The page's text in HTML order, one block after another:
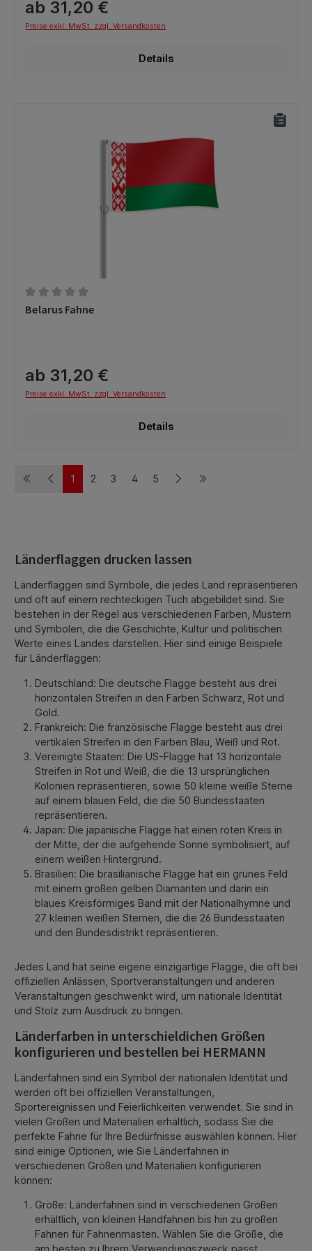
ab 31,20 €
Preise exkl. MwSt. zzgl. Versandkosten
Details
Durchschnittliche Bewertung von 0 von 5 Sternen
Belarus Fahne
ab 31,20 €
Preise exkl. MwSt. zzgl. Versandkosten
Details
Seite
1
Seite
2
Seite
3
Seite
4
Seite
5
Länderflaggen drucken lassen
Länderflaggen sind Symbole, die jedes Land repräsentieren
und oft auf einem rechteckigen Tuch abgebildet sind. Sie
bestehen in der Regel aus verschiedenen Farben, Mustern
und Symbolen, die die Geschichte, Kultur und politischen
Werte eines Landes darstellen. Hier sind einige Beispiele
für Länderflaggen:
Deutschland: Die deutsche Flagge besteht aus drei
horizontalen Streifen in den Farben Schwarz, Rot und
Gold.
Frankreich: Die französische Flagge besteht aus drei
vertikalen Streifen in den Farben Blau, Weiß und Rot.
Vereinigte Staaten: Die US-Flagge hat 13 horizontale
Streifen in Rot und Weiß, die die 13 ursprünglichen
Kolonien repräsentieren, sowie 50 kleine weiße Sterne
auf einem blauen Feld, die die 50 Bundesstaaten
repräsentieren.
Japan: Die japanische Flagge hat einen roten Kreis in
der Mitte, der die aufgehende Sonne symbolisiert, auf
einem weißen Hintergrund.
Brasilien: Die brasilianische Flagge hat ein grünes Feld
mit einem großen gelben Diamanten und darin ein
blaues Kreisförmiges Band mit der Nationalhymne und
27 kleinen weißen Sternen, die die 26 Bundesstaaten
und den Bundesdistrikt repräsentieren.
Jedes Land hat seine eigene einzigartige Flagge, die oft bei
offiziellen Anlässen, Sportveranstaltungen und anderen
Veranstaltungen geschwenkt wird, um nationale Identität
und Stolz zum Ausdruck zu bringen.
Länderfarben in unterschieldichen Größen
konfigurieren und bestellen bei HERMANN
Länderfahnen sind ein Symbol der nationalen Identität und
werden oft bei offiziellen Veranstaltungen,
Sportereignissen und Feierlichkeiten verwendet. Sie sind in
vielen Größen und Materialien erhältlich, sodass Sie die
perfekte Fahne für Ihre Bedürfnisse auswählen können. Hier
sind einige Optionen, wie Sie Länderfahnen in
verschiedenen Größen und Materialien konfigurieren
können:
Größe: Länderfahnen sind in verschiedenen Größen
erhältlich, von kleinen Handfahnen bis hin zu großen
Fahnen für Fahnenmasten. Wählen Sie die Größe, die